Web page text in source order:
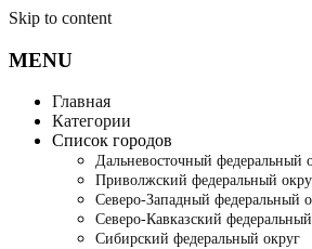
Skip to content
MENU
Главная
Категории
Список городов
Дальневосточный федеральный
Приволжский федеральный
Северо-Западный федеральный
Северо-Кавказский
Сибирский федеральный округ